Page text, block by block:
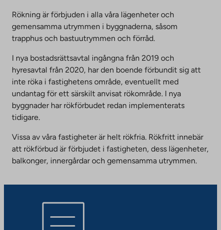
Rökning är förbjuden i alla våra lägenheter och
gemensamma utrymmen i byggnaderna, såsom
trapphus och bastuutrymmen och förråd.
I nya bostadsrättsavtal ingångna från 2019 och
hyresavtal från 2020, har den boende förbundit sig att
inte röka i fastighetens område, eventuellt med
undantag för ett särskilt anvisat rökområde. I nya
byggnader har rökförbudet redan implementerats
tidigare.
Vissa av våra fastigheter är helt rökfria. Rökfritt innebär
att rökförbud är förbjudet i fastigheten, dess lägenheter,
balkonger, innergårdar och gemensamma utrymmen.